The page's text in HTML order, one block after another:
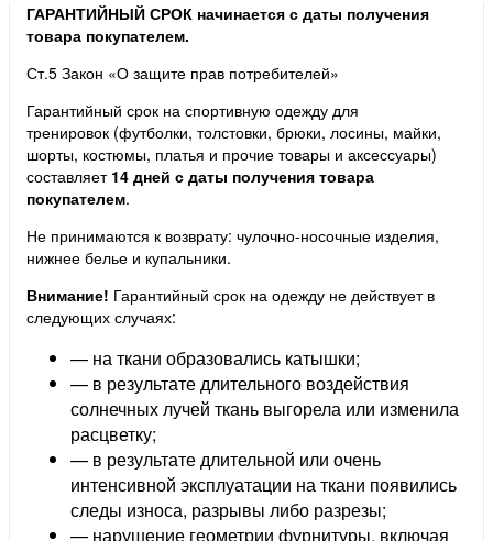
ГАРАНТИЙНЫЙ СРОК начинается с даты получения
товара покупателем.
Ст.5 Закон «О защите прав потребителей»
Гарантийный срок на спортивную одежду для
тренировок (футболки, толстовки, брюки, лосины, майки,
шорты, костюмы, платья и прочие товары и аксессуары)
составляет 14 дней с даты получения товара
покупателем.
Не принимаются к возврату: чулочно-носочные изделия,
нижнее белье и купальники.
Внимание! Гарантийный срок на одежду не действует в
следующих случаях:
— на ткани образовались катышки;
— в результате длительного воздействия
солнечных лучей ткань выгорела или изменила
расцветку;
— в результате длительной или очень
интенсивной эксплуатации на ткани появились
следы износа, разрывы либо разрезы;
— нарушение геометрии фурнитуры, включая